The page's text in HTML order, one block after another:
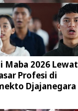
Maba 2026 Lewat
Profesi di
Djajanegara